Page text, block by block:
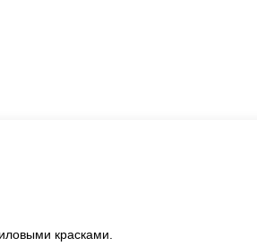
красками.